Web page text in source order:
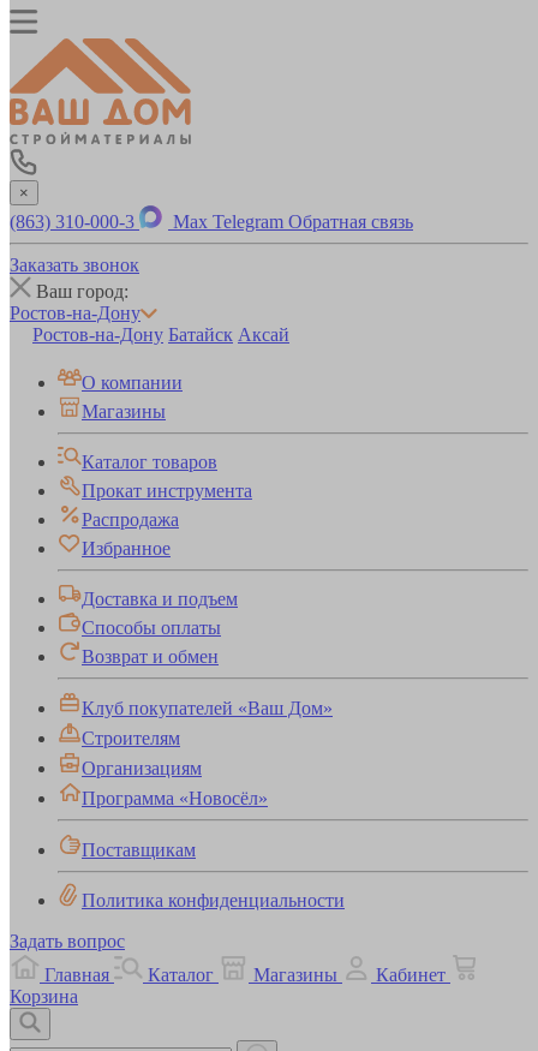
×
(863) 310-000-3 Max Telegram Обратная связь
Заказать звонок
Ваш город:
Ростов-на-Дону
Ростов-на-Дону Батайск Аксай
О компании
Магазины
Каталог товаров
Прокат инструмента
Распродажа
Избранное
Доставка и подъем
Способы оплаты
Возврат и обмен
Клуб покупателей «Ваш Дом»
Строителям
Организациям
Программа «Новосёл»
Поставщикам
Политика конфиденциальности
Задать вопрос
Главная
Каталог Магазины
Кабинет
Корзина